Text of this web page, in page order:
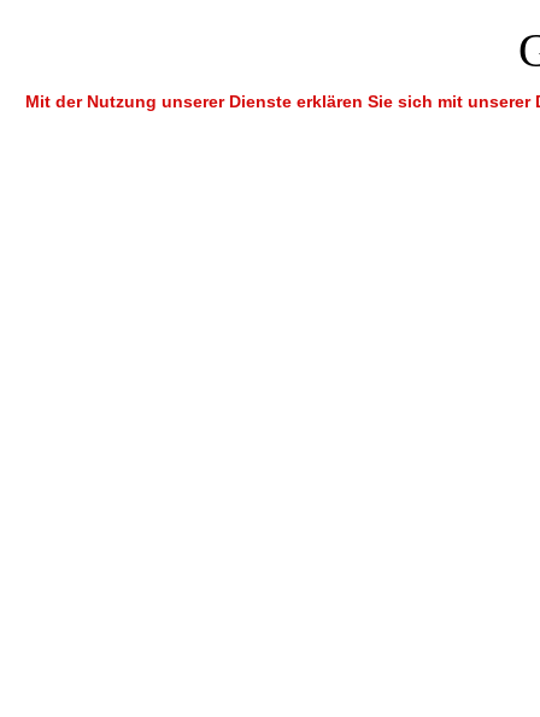
Mit der Nutzung unserer Dienste erklären Sie sich mit